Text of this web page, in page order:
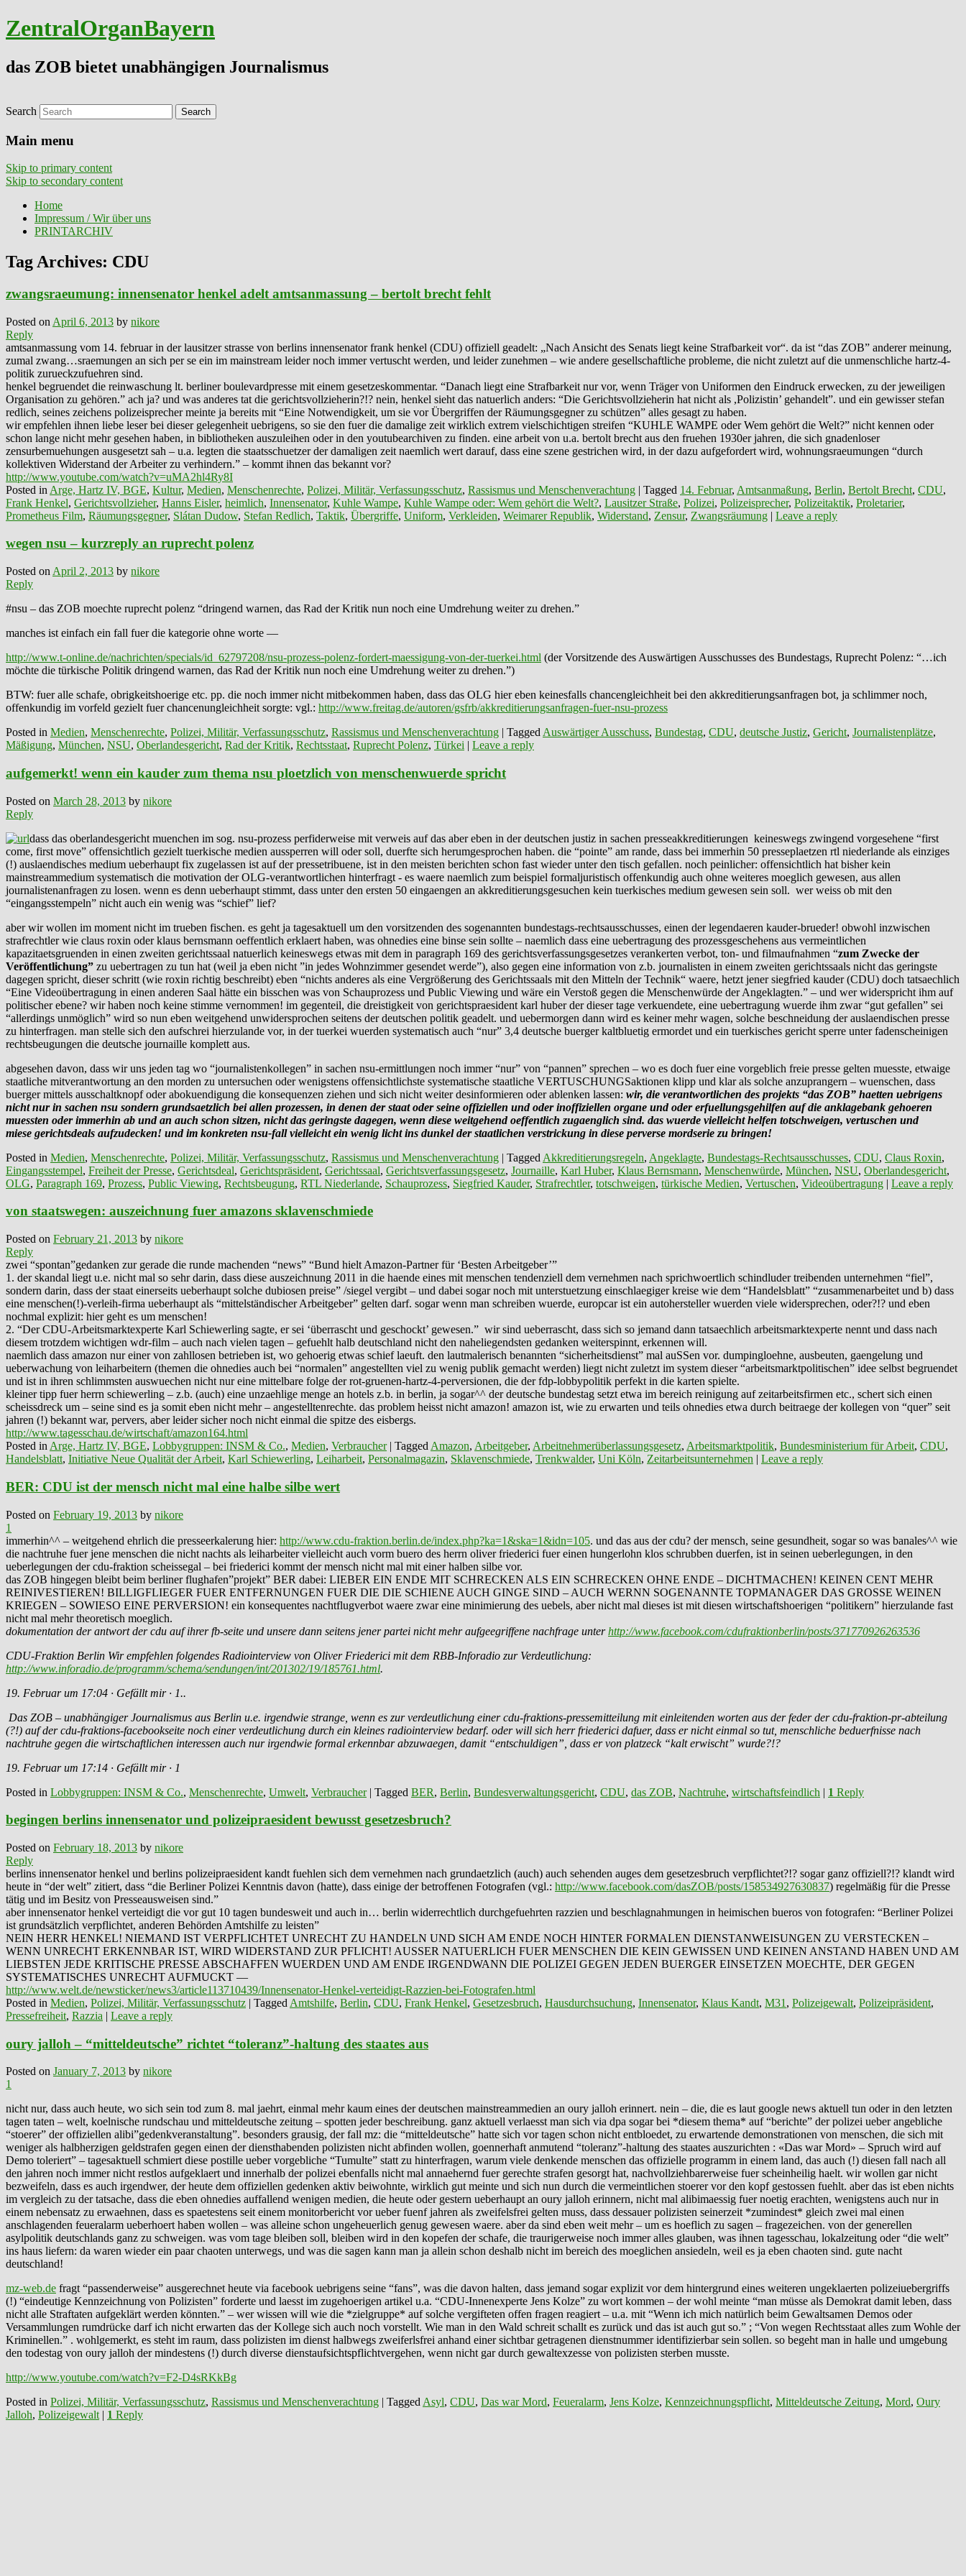
ZentralOrganBayern
das ZOB bietet unabhängigen Journalismus
Search
Main menu
Skip to primary content
Skip to secondary content
Home
Impressum / Wir über uns
PRINTARCHIV
Tag Archives: CDU
zwangsraeumung: innensenator henkel adelt amtsanmassung – bertolt brecht fehlt
Posted on April 6, 2013 by nikore
Reply
amtsanmassung vom 14. februar in der lausitzer strasse von berlins innensenator frank henkel (CDU) offiziell geadelt: „Nach Ansicht des Senats liegt keine Strafbarkeit vor“. da ist “das ZOB” anderer meinung,
zumal zwang…sraemungen an sich per se ein im mainstream leider noch immer vertuscht werden, und leider zunehmen – wie andere gesellschaftliche probleme, die nicht zuletzt auf die unmenschliche hartz-4-
politik zurueckzufuehren sind.
henkel begruendet die reinwaschung lt. berliner boulevardpresse mit einem gesetzeskommentar. “Danach liegt eine Strafbarkeit nur vor, wenn Träger von Uniformen den Eindruck erwecken, zu der jeweiligen
Organisation zu gehören.” ach ja? und was anderes tat die gerichtsvollzieherin?!? nein, henkel sieht das natuerlich anders: “Die Gerichtsvollzieherin hat nicht als ,Polizistin’ gehandelt”. und ein gewisser stefan
redlich, seines zeichens polizeisprecher meinte ja bereits mit “Eine Notwendigkeit, um sie vor Übergriffen der Räumungsgegner zu schützen” alles gesagt zu haben.
wir empfehlen ihnen liebe leser bei dieser gelegenheit uebrigens, so sie den fuer die damalige zeit wirklich extrem vielschichtigen streifen “KUHLE WAMPE oder Wem gehört die Welt?” nicht kennen oder
schon lange nicht mehr gesehen haben, in bibliotheken auszuleihen oder in den youtubearchiven zu finden. eine arbeit von u.a. bertolt brecht aus den fruehen 1930er jahren, die sich gnadenloser
zensurbemuehungen ausgesetzt sah – u.a. legten die staatsschuetzer der damaligen zeit naemlich wert darauf, dass eine szene gestrichen wird, in der dazu aufgefordert wird, wohnungsraeumungen “durch
kollektiven Widerstand der Arbeiter zu verhindern.” – kommt ihnen das bekannt vor?
http://www.youtube.com/watch?v=uMA2hl4Ry8I
Posted in Arge, Hartz IV, BGE, Kultur, Medien, Menschenrechte, Polizei, Militär, Verfassungsschutz, Rassismus und Menschenverachtung | Tagged 14. Februar, Amtsanmaßung, Berlin, Bertolt Brecht, CDU,
Frank Henkel, Gerichtsvollzieher, Hanns Eisler, heimlich, Innensenator, Kuhle Wampe, Kuhle Wampe oder: Wem gehört die Welt?, Lausitzer Straße, Polizei, Polizeisprecher, Polizeitaktik, Proletarier,
Prometheus Film, Räumungsgegner, Slátan Dudow, Stefan Redlich, Taktik, Übergriffe, Uniform, Verkleiden, Weimarer Republik, Widerstand, Zensur, Zwangsräumung | Leave a reply
wegen nsu – kurzreply an ruprecht polenz
Posted on April 2, 2013 by nikore
Reply
#nsu – das ZOB moechte ruprecht polenz “dringend warnen, das Rad der Kritik nun noch eine Umdrehung weiter zu drehen.”
manches ist einfach ein fall fuer die kategorie ohne worte —
http://www.t-online.de/nachrichten/specials/id_62797208/nsu-prozess-polenz-fordert-maessigung-von-der-tuerkei.html (der Vorsitzende des Auswärtigen Ausschusses des Bundestags, Ruprecht Polenz: “…ich
möchte die türkische Politik dringend warnen, das Rad der Kritik nun noch eine Umdrehung weiter zu drehen.”)
BTW: fuer alle schafe, obrigkeitshoerige etc. pp. die noch immer nicht mitbekommen haben, dass das OLG hier eben keinesfalls chancengleichheit bei den akkreditierungsanfragen bot, ja schlimmer noch,
offenkundig im vorfeld gezielt fuer chancenungleichheit sorgte: vgl.: http://www.freitag.de/autoren/gsfrb/akkreditierungsanfragen-fuer-nsu-prozess
Posted in Medien, Menschenrechte, Polizei, Militär, Verfassungsschutz, Rassismus und Menschenverachtung | Tagged Auswärtiger Ausschuss, Bundestag, CDU, deutsche Justiz, Gericht, Journalistenplätze,
Mäßigung, München, NSU, Oberlandesgericht, Rad der Kritik, Rechtsstaat, Ruprecht Polenz, Türkei | Leave a reply
aufgemerkt! wenn ein kauder zum thema nsu ploetzlich von menschenwuerde spricht
Posted on March 28, 2013 by nikore
Reply
dass das oberlandesgericht muenchen im sog. nsu-prozess perfiderweise mit verweis auf das aber eben in der deutschen justiz in sachen presseakkreditierungen keineswegs zwingend vorgesehene “first
come, first move” offensichtlich gezielt tuerkische medien aussperren will oder soll, duerfte sich herumgesprochen haben. die “pointe” am rande, dass bei immerhin 50 presseplaetzen rtl niederlande als einziges
(!) auslaendisches medium ueberhaupt fix zugelassen ist auf der pressetribuene, ist in den meisten berichten schon fast wieder unter den tisch gefallen. noch peinlicher: offensichtlich hat bisher kein
mainstreammedium systematisch die motivation der OLG-verantwortlichen hinterfragt - es waere naemlich zum beispiel formaljuristisch offenkundig auch ohne weiteres moeglich gewesen, aus allen
journalistenanfragen zu losen. wenn es denn ueberhaupt stimmt, dass unter den ersten 50 eingaengen an akkreditierungsgesuchen kein tuerkisches medium gewesen sein soll. wer weiss ob mit den
“eingangsstempeln” nicht auch ein wenig was “schief” lief?
aber wir wollen im moment nicht im trueben fischen. es geht ja tagesaktuell um den vorsitzenden des sogenannten bundestags-rechtsausschusses, einen der legendaeren kauder-brueder! obwohl inzwischen
strafrechtler wie claus roxin oder klaus bernsmann oeffentlich erklaert haben, was ohnedies eine binse sein sollte – naemlich dass eine uebertragung des prozessgeschehens aus vermeintlichen
kapazitaetsgruenden in einen zweiten gerichtssaal natuerlich keineswegs etwas mit dem in paragraph 169 des gerichtsverfassungsgesetzes verankerten verbot, ton- und filmaufnahmen “zum Zwecke der
Veröffentlichung” zu uebertragen zu tun hat (weil ja eben nicht ”in jedes Wohnzimmer gesendet werde”), also gegen eine information von z.b. journalisten in einem zweiten gerichtssaals nicht das geringste
dagegen spricht, dieser schritt (wie roxin richtig beschreibt) eben “nichts anderes als eine Vergrößerung des Gerichtssaals mit den Mitteln der Technik“ waere, hetzt jener siegfried kauder (CDU) doch tatsaechlich
“Eine Videoübertragung in einen anderen Saal hätte ein bisschen was von Schauprozess und Public Viewing und wäre ein Verstoß gegen die Menschenwürde der Angeklagten.” – und wer widerspricht ihm auf
politischer ebene? wir haben noch keine stimme vernommen! im gegenteil, die dreistigkeit von gerichtspraesident karl huber der dieser tage verkuendete, eine uebertragung wuerde ihm zwar “gut gefallen” sei
“allerdings unmöglich” wird so nun eben weitgehend unwidersprochen seitens der deutschen politik geadelt. und uebermorgen dann wird es keiner mehr wagen, solche beschneidung der auslaendischen presse
zu hinterfragen. man stelle sich den aufschrei hierzulande vor, in der tuerkei wuerden systematisch auch “nur” 3,4 deutsche buerger kaltbluetig ermordet und ein tuerkisches gericht sperre unter fadenscheinigen
rechtsbeugungen die deutsche journaille komplett aus.
abgesehen davon, dass wir uns jeden tag wo “journalistenkollegen” in sachen nsu-ermittlungen noch immer “nur” von “pannen” sprechen – wo es doch fuer eine vorgeblich freie presse gelten muesste, etwaige
staatliche mitverantwortung an den morden zu untersuchen oder wenigstens offensichtlichste systematische staatliche VERTUSCHUNGSaktionen klipp und klar als solche anzuprangern – wuenschen, dass
buerger mittels ausschaltknopf oder abokuendigung die konsequenzen ziehen und sich nicht weiter desinformieren oder ablenken lassen: wir, die verantwortlichen des projekts “das ZOB” haetten uebrigens
nicht nur in sachen nsu sondern grundsaetzlich bei allen prozessen, in denen der staat oder seine offiziellen und oder inoffiziellen organe und oder erfuellungsgehilfen auf die anklagebank gehoeren
muessten oder immerhin ab und an auch schon sitzen, nicht das geringste dagegen, wenn diese weitgehend oeffentlich zugaenglich sind. das wuerde vielleicht helfen totschweigen, vertuschen und
miese gerichtsdeals aufzudecken! und im konkreten nsu-fall vielleicht ein wenig licht ins dunkel der staatlichen verstrickung in diese perverse mordserie zu bringen!
Posted in Medien, Menschenrechte, Polizei, Militär, Verfassungsschutz, Rassismus und Menschenverachtung | Tagged Akkreditierungsregeln, Angeklagte, Bundestags-Rechtsausschusses, CDU, Claus Roxin,
Eingangsstempel, Freiheit der Presse, Gerichtsdeal, Gerichtspräsident, Gerichtssaal, Gerichtsverfassungsgesetz, Journaille, Karl Huber, Klaus Bernsmann, Menschenwürde, München, NSU, Oberlandesgericht,
OLG, Paragraph 169, Prozess, Public Viewing, Rechtsbeugung, RTL Niederlande, Schauprozess, Siegfried Kauder, Strafrechtler, totschweigen, türkische Medien, Vertuschen, Videoübertragung | Leave a reply
von staatswegen: auszeichnung fuer amazons sklavenschmiede
Posted on February 21, 2013 by nikore
Reply
zwei “spontan”gedanken zur gerade die runde machenden “news” “Bund hielt Amazon-Partner für ‘Besten Arbeitgeber’”
1. der skandal liegt u.e. nicht mal so sehr darin, dass diese auszeichnung 2011 in die haende eines mit menschen tendenziell dem vernehmen nach sprichwoertlich schindluder treibenden unternehmen “fiel”,
sondern darin, dass der staat einerseits ueberhaupt solche dubiosen preise” /siegel vergibt – und dabei sogar noch mit unterstuetzung einschlaegiger kreise wie dem “Handelsblatt” “zusammenarbeitet und b) dass
eine menschen(!)-verleih-firma ueberhaupt als “mittelständischer Arbeitgeber” gelten darf. sogar wenn man schreiben wuerde, europcar ist ein autohersteller wuerden viele widersprechen, oder?!? und eben
nochmal explizit: hier geht es um menschen!
2. “Der CDU-Arbeitsmarktexperte Karl Schiewerling sagte, er sei ‘überrascht und geschockt’ gewesen.” wir sind ueberrascht, dass sich so jemand dann tatsaechlich arbeitsmarktexperte nennt und dass nach
diesem trotzdem wichtigen wdr-film – auch nach vielen tagen – gefuehlt halb deutschland nicht den naheliegendsten gedanken weiterspinnt, erkennen will.
naemlich dass amazon nur einer von zahllosen betrieben ist, wo gehoerig etwas schief laeuft. den lautmalerisch benannten “sicherheitsdienst” mal auSSen vor. dumpingloehne, ausbeuten, gaengelung und
ueberwachung von leiharbeitern (themen die ohnedies auch bei “normalen” angestellten viel zu wenig publik gemacht werden) liegt nicht zuletzt im system dieser “arbeitsmarktpolitischen” idee selbst begruendet
und ist in ihren schlimmsten auswuechen nicht nur eine mittelbare folge der rot-gruenen-hartz-4-perversionen, die der fdp-lobbypolitik perfekt in die karten spielte.
kleiner tipp fuer herrn schiewerling – z.b. (auch) eine unzaehlige menge an hotels z.b. in berlin, ja sogar^^ der deutsche bundestag setzt etwa im bereich reinigung auf zeitarbeitsfirmen etc., schert sich einen
scheissdreck um – seine sind es ja somit eben nicht mehr – angestelltenrechte. das problem heisst nicht amazon! amazon ist, wie zu erwarten und teils ohnedies etwa durch beitraege der kollegen von “quer” seit
jahren (!) bekannt war, pervers, aber leider sicher noch nicht einmal die spitze des eisbergs.
http://www.tagesschau.de/wirtschaft/amazon164.html
Posted in Arge, Hartz IV, BGE, Lobbygruppen: INSM & Co., Medien, Verbraucher | Tagged Amazon, Arbeitgeber, Arbeitnehmerüberlassungsgesetz, Arbeitsmarktpolitik, Bundesministerium für Arbeit, CDU,
Handelsblatt, Initiative Neue Qualität der Arbeit, Karl Schiewerling, Leiharbeit, Personalmagazin, Sklavenschmiede, Trenkwalder, Uni Köln, Zeitarbeitsunternehmen | Leave a reply
BER: CDU ist der mensch nicht mal eine halbe silbe wert
Posted on February 19, 2013 by nikore
1
immerhin^^ – weitgehend ehrlich die presseerkalerung hier: http://www.cdu-fraktion.berlin.de/index.php?ka=1&ska=1&idn=105. und das aus der cdu? der mensch, seine gesundheit, sogar so was banales^^ wie
die nachtruhe fuer jene menschen die nicht nachts als leiharbeiter vielleicht auch vorm buero des herrn oliver friederici fuer einen hungerlohn klos schrubben duerfen, ist in seinen ueberlegungen, in den
ueberlegungen der cdu-fraktion scheissegal – bei friederici kommt der mensch nicht mal mit einer halben silbe vor.
das ZOB hingegen bleibt beim berliner flughafen”projekt” BER dabei: LIEBER EIN ENDE MIT SCHRECKEN ALS EIN SCHRECKEN OHNE ENDE – DICHTMACHEN! KEINEN CENT MEHR
REINIVESTIEREN! BILLIGFLIEGER FUER ENTFERNUNGEN FUER DIE DIE SCHIENE AUCH GINGE SIND – AUCH WERNN SOGENANNTE TOPMANAGER DAS GROSSE WEINEN
KRIEGEN – SOWIESO EINE PERVERSION! ein konsequentes nachtflugverbot waere zwar eine minimierung des uebels, aber nicht mal dieses ist mit diesen wirtschaftshoerigen “politikern” hierzulande fast
nicht mal mehr theoretisch moeglich.
dokumentation der antwort der cdu auf ihrer fb-seite und unsere dann seitens jener partei nicht mehr aufgeegriffene nachfrage unterhttp://www.facebook.com/cdufraktionberlin/posts/371770926263536
CDU-Fraktion Berlin Wir empfehlen folgendes Radiointerview von Oliver Friederici mit dem RBB-Inforadio zur Verdeutlichung:
http://www.inforadio.de/programm/schema/sendungen/int/201302/19/185761.html.
19. Februar um 17:04 · Gefällt mir · 1..
Das ZOB – unabhängiger Journalismus aus Berlin u.e. irgendwie strange, wenn es zur verdeutlichung einer cdu-fraktions-pressemitteilung mit einleitenden worten aus der feder der cdu-fraktion-pr-abteilung
(?!) auf der cdu-fraktions-facebookseite noch einer verdeutlichung durch ein kleines radiointerview bedarf. oder will sich herr friederici dafuer, dass er nicht einmal so tut, menschliche beduerfnisse nach
nachtruhe gegen die wirtschaftlichen interessen auch nur irgendwie formal erkennbar abzuwaegen, damit “entschuldigen”, dass er von platzeck “kalt erwischt” wurde?!?
19. Februar um 17:14 · Gefällt mir · 1
Posted in Lobbygruppen: INSM & Co., Menschenrechte, Umwelt, Verbraucher | Tagged BER, Berlin, Bundesverwaltungsgericht, CDU, das ZOB, Nachtruhe, wirtschaftsfeindlich | 1 Reply
begingen berlins innensenator und polizeipraesident bewusst gesetzesbruch?
Posted on February 18, 2013 by nikore
Reply
berlins innensenator henkel und berlins polizeipraesident kandt fuehlen sich dem vernehmen nach grundaetzlich (auch) auch sehenden auges dem gesetzesbruch verpflichtet?!? sogar ganz offiziell?!? klandt wird
heute in “der welt” zitiert, dass “die Berliner Polizei Kenntnis davon (hatte), dass einige der betroffenen Fotografen (vgl.: http://www.facebook.com/dasZOB/posts/158534927630837) regelmäßig für die Presse
tätig und im Besitz von Presseausweisen sind.”
aber innensenator henkel verteidigt die vor gut 10 tagen bundesweit und auch in… berlin widerrechtlich durchgefuehrten razzien und beschlagnahmungen in heimischen bueros von fotografen: “Berliner Polizei
ist grundsätzlich verpflichtet, anderen Behörden Amtshilfe zu leisten”
NEIN HERR HENKEL! NIEMAND IST VERPFLICHTET UNRECHT ZU HANDELN UND SICH AM ENDE NOCH HINTER FORMALEN DIENSTANWEISUNGEN ZU VERSTECKEN –
WENN UNRECHT ERKENNBAR IST, WIRD WIDERSTAND ZUR PFLICHT! AUSSER NATUERLICH FUER MENSCHEN DIE KEIN GEWISSEN UND KEINEN ANSTAND HABEN UND AM
LIEBSTEN JEDE KRITISCHE PRESSE ABSCHAFFEN WUERDEN UND AM ENDE IRGENDWANN DIE POLIZEI GEGEN JEDEN BUERGER EINSETZEN MOECHTE, DER GEGEN
SYSTEMATISCHES UNRECHT AUFMUCKT —
http://www.welt.de/newsticker/news3/article113710439/Innensenator-Henkel-verteidigt-Razzien-bei-Fotografen.html
Posted in Medien, Polizei, Militär, Verfassungsschutz | Tagged Amtshilfe, Berlin, CDU, Frank Henkel, Gesetzesbruch, Hausdurchsuchung, Innensenator, Klaus Kandt, M31 , Polizeigewalt, Polizeipräsident,
Pressefreiheit, Razzia | Leave a reply
oury jalloh – “mitteldeutsche” richtet “toleranz”-haltung des staates aus
Posted on January 7, 2013 by nikore
1
nicht nur, dass auch heute, wo sich sein tod zum 8. mal jaehrt, einmal mehr kaum eines der deutschen mainstreammedien an oury jalloh erinnert. nein – die, die es laut google news aktuell tun oder in den letzten
tagen taten – welt, koelnische rundschau und mitteldeutsche zeitung – spotten jeder beschreibung. ganz aktuell verlaesst man sich via dpa sogar bei *diesem thema* auf “berichte” der polizei ueber angebliche
“stoerer” der offiziellen alibi”gedenkveranstaltung”. besonders grausig, der fall mz: die “mitteldeutsche” hatte sich vor tagen schon nicht entbloedet, zu erwartende demonstrationen von menschen, die sich mit
weniger als halbherzigen geldstrafen gegen einen der diensthabenden polizisten nicht abfinden wollen, goennerhaft anmutend “toleranz”-haltung des staates auszurichten : «Das war Mord» – Spruch wird auf
Demo toleriert” – tagesaktuell schmiert diese postille ueber vorgebliche “Tumulte” statt zu hinterfragen, warum viele denkende menschen das offizielle programm in einem land, das auch (!) diesen fall nach all
den jahren noch immer nicht restlos aufgeklaert und innerhalb der polizei ebenfalls nicht mal annaehernd fuer gerechte strafen gesorgt hat, nachvollziehbarerweise fuer scheinheilig haelt. wir wollen gar nicht
bezweifeln, dass es auch irgendwer, der heute dem offiziellen gedenken aktiv beiwohnte, wirklich gut meinte und sich nun durch die vermeintlichen stoerer vor den kopf gestossen fuehlt. aber das ist eben nichts
im vergleich zu der tatsache, dass die eben ohnedies auffallend wenigen medien, die heute oder gestern ueberhaupt an oury jalloh erinnern, nicht mal alibimaessig fuer noetig erachten, wenigstens auch nur in
einem nebensatz zu erwaehnen, dass es spaetestens seit einem monitorbericht vor ueber fuenf jahren als zweifelsfrei gelten muss, dass dessauer polizisten seinerzeit *zumindest* gleich zwei mal einen
anschlagenden feueralarm ueberhoert haben wollen – was alleine schon ungeheuerlich genug gewesen waere. aber da sind eben weit mehr – um es hoeflich zu sagen – fragezeichen. von der generellen
asylpolitik deutschlands ganz zu schweigen. was vom tage bleiben soll, bleiben wird in den kopefen der schafe, die traurigerweise noch immer alles glauben, was ihnen tagesschau, lokalzeitung oder “die welt”
ins haus liefern: da waren wieder ein paar chaoten unterwegs, und was die sagen kann man ja allein schon deshalb nicht im bereich des moeglichen ansiedeln, weil es ja eben chaoten sind. gute nacht
deutschland!
mz-web.de fragt “passenderweise” ausgerechnet heute via facebook uebrigens seine “fans”, was die davon halten, dass jemand sogar explizit vor dem hintergrund eines weiteren ungeklaerten polizeiuebergriffs
(!) “eindeutige Kennzeichnung von Polizisten” forderte und laesst im zugehoerigen artikel u.a. “CDU-Innenexperte Jens Kolze” zu wort kommen – der wohl meinte “man müsse als Demokrat damit leben, dass
nicht alle Straftaten aufgeklärt werden könnten.” – wer wissen will wie die *zielgruppe* auf solche vergifteten offen fragen reagiert – u.a. mit “Wenn ich mich natürlich beim Gewaltsamen Demos oder
Versammlungen rumdrücke darf ich nicht erwarten das der Kollege sich auch noch vorstellt. Wie man in den Wald schreit schallt es zurück und das ist auch gut so.” ; “Von wegen Rechtsstaat alles zum Wohle der
Kriminellen.” . wohlgemerkt, es steht im raum, dass polizisten im dienst halbwegs zweiferlsfrei anhand einer sichtbar getragenen dienstnummer identifizierbar sein sollen. so begeht man in halle und umgebung
den todestag von oury jalloh der mindestens (!) durch diverse dienstaufsichtspflichtvergehen, wenn nicht gar durch gewaltexzesse von polizisten sterben musste.
http://www.youtube.com/watch?v=F2-D4sRKkBg
Posted in Polizei, Militär, Verfassungsschutz, Rassismus und Menschenverachtung | Tagged Asyl, CDU, Das war Mord, Feueralarm, Jens Kolze, Kennzeichnungspflicht, Mitteldeutsche Zeitung, Mord, Oury
Jalloh, Polizeigewalt | 1 Reply